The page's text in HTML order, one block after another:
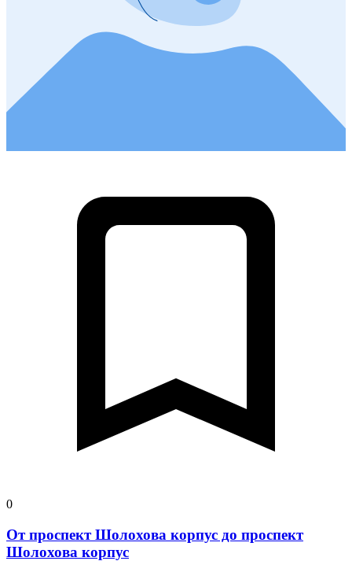
0
От проспект Шолохова корпус до проспект
Шолохова корпус